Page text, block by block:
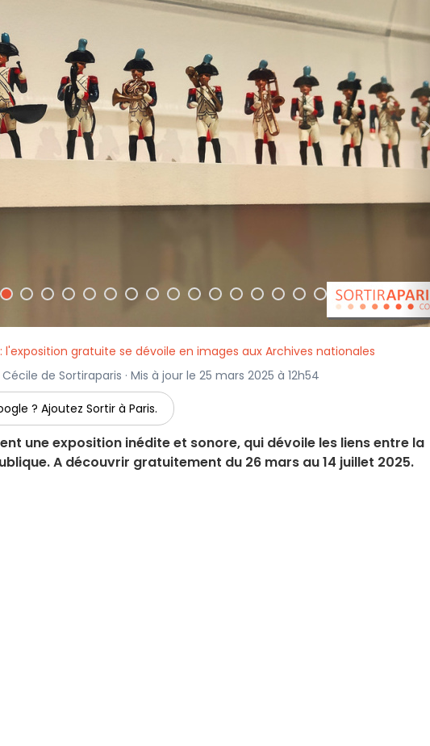
l'exposition gratuite se dévoile en images aux Archives nationales
Cécile de Sortiraparis · Mis à jour le 25 mars 2025 à 12h54
? Ajoutez Sortir à Paris.
une exposition inédite et sonore, qui dévoile les liens entre la
A découvrir gratuitement du 26 mars au 14 juillet 2025.